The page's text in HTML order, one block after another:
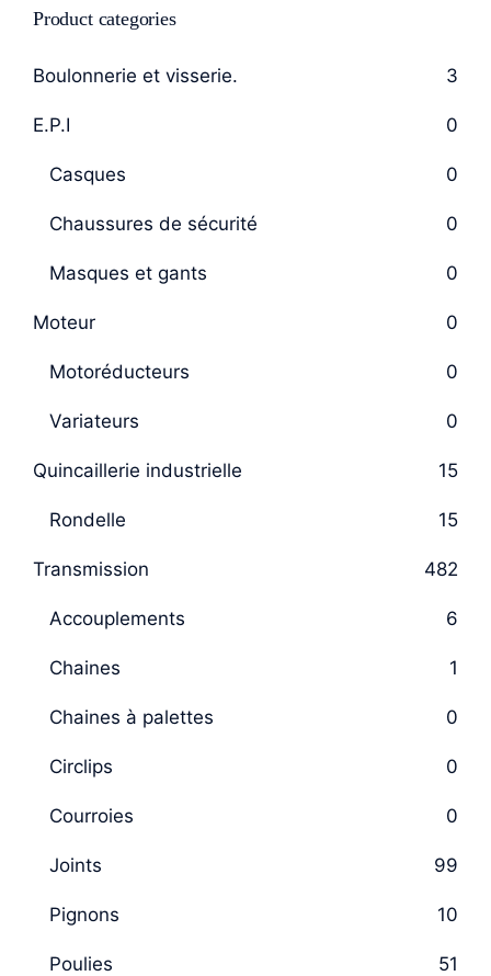
Product categories
Boulonnerie et visserie. 3
E.P.I 0
Casques 0
Chaussures de sécurité 0
Masques et gants 0
Moteur 0
Motoréducteurs 0
Variateurs 0
Quincaillerie industrielle 15
Rondelle 15
Transmission 482
Accouplements 6
Chaines 1
Chaines à palettes 0
Circlips 0
Courroies 0
Joints 99
Pignons 10
Poulies 51